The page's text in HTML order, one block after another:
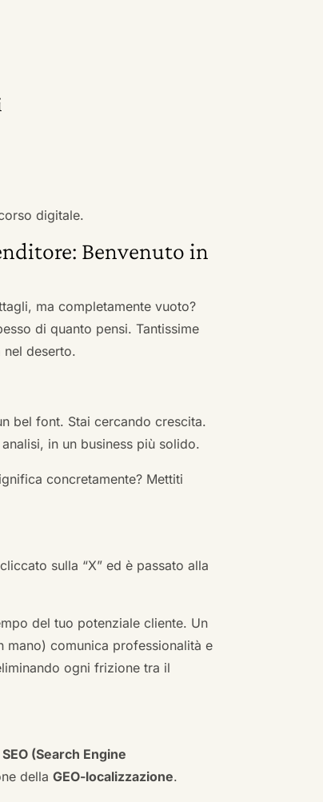
digitale.
Benvenuto in
ma completamente vuoto?
di quanto pensi. Tantissime
deserto.
bel font. Stai cercando crescita.
in un business più solido.
concretamente? Mettiti
sulla “X” ed è passato alla
del tuo potenziale cliente. Un
comunica professionalità e
ogni frizione tra il
SEO (Search Engine
dellaGEO-localizzazione.